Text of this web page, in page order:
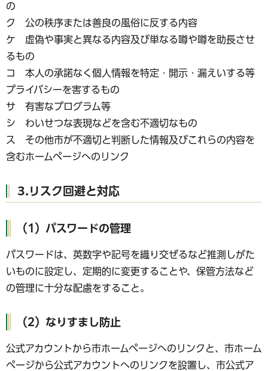
の
ク 公の秩序または善良の風俗に反する内容
ケ 虚偽や事実と異なる内容及び単なる噂や噂を助長させ
るもの
コ 本人の承諾なく個人情報を特定・開示・漏えいする等
プライバシーを害するもの
サ 有害なプログラム等
シ わいせつな表現などを含む不適切なもの
ス その他市が不適切と判断した情報及びこれらの内容を
含むホームページへのリンク
3.リスク回避と対応
（1）パスワードの管理
パスワードは、英数字や記号を織り交ぜるなど推測しがた
いものに設定し、定期的に変更することや、保管方法など
の管理に十分な配慮をすること。
（2）なりすまし防止
公式アカウントから市ホームページへのリンクと、市ホーム
ページから公式アカウントへのリンクを設置し、市公式ア